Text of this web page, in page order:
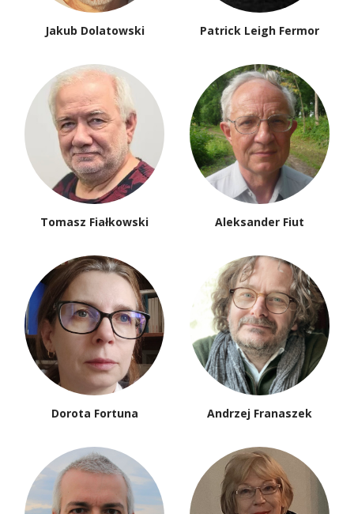
Jakub Dolatowski Patrick Leigh Fermor
Tomasz Fiałkowski Aleksander Fiut
Dorota Fortuna Andrzej Franaszek